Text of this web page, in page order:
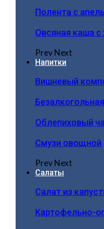
Полента с
Овсяная каша
PrevNext
Напитки
Вишневый
Облепиховый
Смузи овощной
PrevNext
Салаты
Салат из
Картофельно-